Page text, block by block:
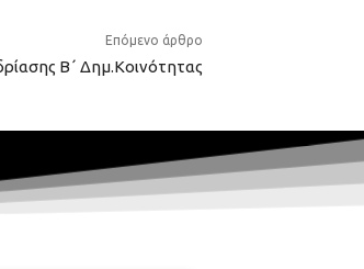
Επόμενο άρθρο
Β΄ Δημ.Κοινότητας